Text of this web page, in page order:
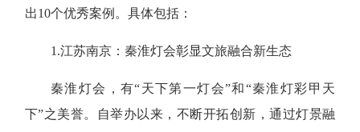
出10个优秀案例。具体包括：
1.江苏南京：秦淮灯会彰显文旅融合新生态
秦淮灯会，有“天下第一灯会”和“秦淮灯彩甲天
下”之美誉。自举办以来，不断开拓创新，通过灯景融